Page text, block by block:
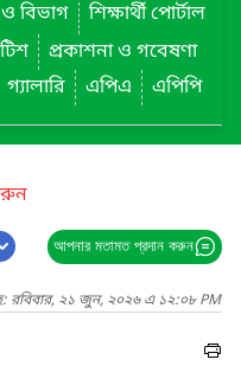
বিভাগ
শিক্ষার্থী পোর্টাল
প্রকাশনা ও গবেষণা
গ্যালারি এপিএ এপিপি
আপনার মতামত প্রদান করুন
রবিবার, ২১ জুন, ২০২৬ এ ১২:০৮ PM